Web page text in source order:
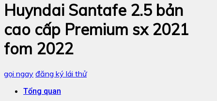
Huyndai Santafe 2.5 bản
cao cấp Premium sx 2021
fom 2022
gọi ngay đăng ký lái thử
Tổng quan